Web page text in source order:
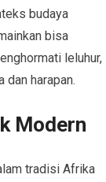
budaya
bisa
leluhur,
dan harapan.
Modern
tradisi Afrika